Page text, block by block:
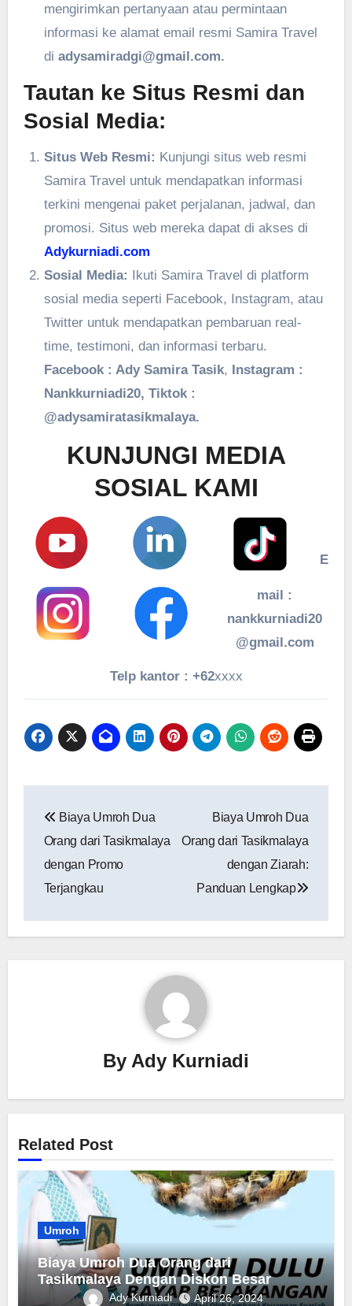
mengirimkan pertanyaan atau permintaan
informasi ke alamat email resmi Samira Travel
di adysamiradgi@gmail.com.
Tautan ke Situs Resmi dan
Sosial Media:
Situs Web Resmi: Kunjungi situs web resmi
Samira Travel untuk mendapatkan informasi
terkini mengenai paket perjalanan, jadwal, dan
promosi. Situs web mereka dapat di akses di
Adykurniadi.com
Sosial Media: Ikuti Samira Travel di platform
sosial media seperti Facebook, Instagram, atau
Twitter untuk mendapatkan pembaruan real-
time, testimoni, dan informasi terbaru.
Facebook : Ady Samira Tasik, Instagram :
Nankkurniadi20, Tiktok :
@adysamiratasikmalaya.
KUNJUNGI MEDIA
SOSIAL KAMI
E
mail :
nankkurniadi20
@gmail.com
Telp kantor : +62xxxx
pos
Biaya Umroh Dua
Orang dari Tasikmalaya
dengan Promo
Terjangkau
Biaya Umroh Dua
Orang dari Tasikmalaya
dengan Ziarah:
Panduan Lengkap
By Ady Kurniadi
Related Post
Umroh
Biaya Umroh Dua Orang dari
Tasikmalaya Dengan Diskon Besar
Ady Kurniadi April 26, 2024